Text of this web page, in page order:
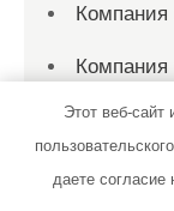
Компания
Компания
Этот веб-
даете